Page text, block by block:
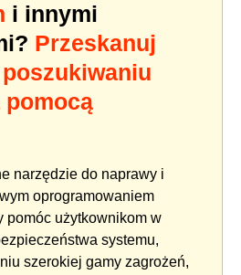
i innymi
Przeskanuj
pomocą
narzędzie do naprawy i
oprogramowaniem
pomóc użytkownikom w
systemu,
szerokiej gamy zagrożeń,